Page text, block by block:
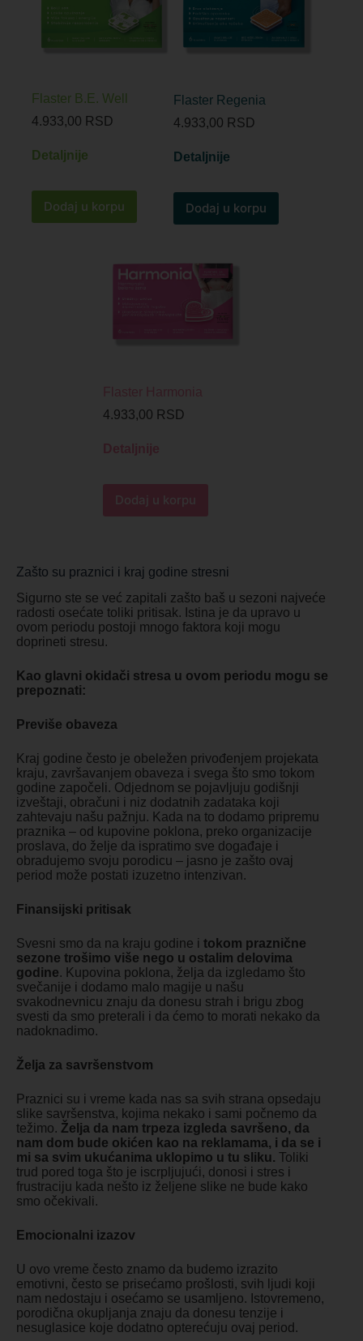
Flaster B.E. Well
4.933,00 RSD
Detaljnije
Dodaj u korpu
Flaster Regenia
4.933,00 RSD
Detaljnije
Dodaj u korpu
Flaster Harmonia
4.933,00 RSD
Detaljnije
Dodaj u korpu
Zašto su praznici i kraj godine stresni
Sigurno ste se već zapitali zašto baš u sezoni najveće
radosti osećate toliki pritisak. Istina je da upravo u
ovom periodu postoji mnogo faktora koji mogu
doprineti stresu.
Kao glavni okidači stresa u ovom periodu mogu se
prepoznati:
Previše obaveza
Kraj godine često je obeležen privođenjem projekata
kraju, završavanjem obaveza i svega što smo tokom
godine započeli. Odjednom se pojavljuju godišnji
izveštaji, obračuni i niz dodatnih zadataka koji
zahtevaju našu pažnju. Kada na to dodamo pripremu
praznika – od kupovine poklona, preko organizacije
proslava, do želje da ispratimo sve događaje i
obradujemo svoju porodicu – jasno je zašto ovaj
period može postati izuzetno intenzivan.
Finansijski pritisak
Svesni smo da na kraju godine i tokom praznične
sezone trošimo više nego u ostalim delovima
godine. Kupovina poklona, želja da izgledamo što
svečanije i dodamo malo magije u našu
svakodnevnicu znaju da donesu strah i brigu zbog
svesti da smo preterali i da ćemo to morati nekako da
nadoknadimo.
Želja za savršenstvom
Praznici su i vreme kada nas sa svih strana opsedaju
slike savršenstva, kojima nekako i sami počnemo da
težimo. Želja da nam trpeza izgleda savršeno, da
nam dom bude okićen kao na reklamama, i da se i
mi sa svim ukućanima uklopimo u tu sliku. Toliki
trud pored toga što je iscrpljujući, donosi i stres i
frustraciju kada nešto iz željene slike ne bude kako
smo očekivali.
Emocionalni izazov
U ovo vreme često znamo da budemo izrazito
emotivni, često se prisećamo prošlosti, svih ljudi koji
nam nedostaju i osećamo se usamljeno. Istovremeno,
porodična okupljanja znaju da donesu tenzije i
nesuglasice koje dodatno opterećuju ovaj period.